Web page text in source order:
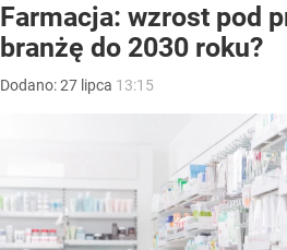
Farmacja: wzrost pod
branżę do 2030 roku?
Dodano:27 lipca 13:15